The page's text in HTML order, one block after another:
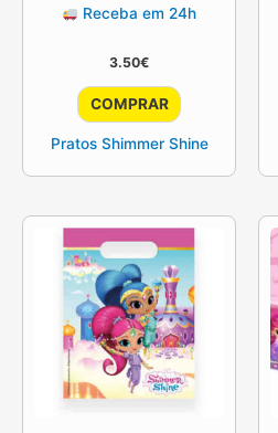
Receba em 24h
3.50€
COMPRAR
Pratos Shimmer Shine